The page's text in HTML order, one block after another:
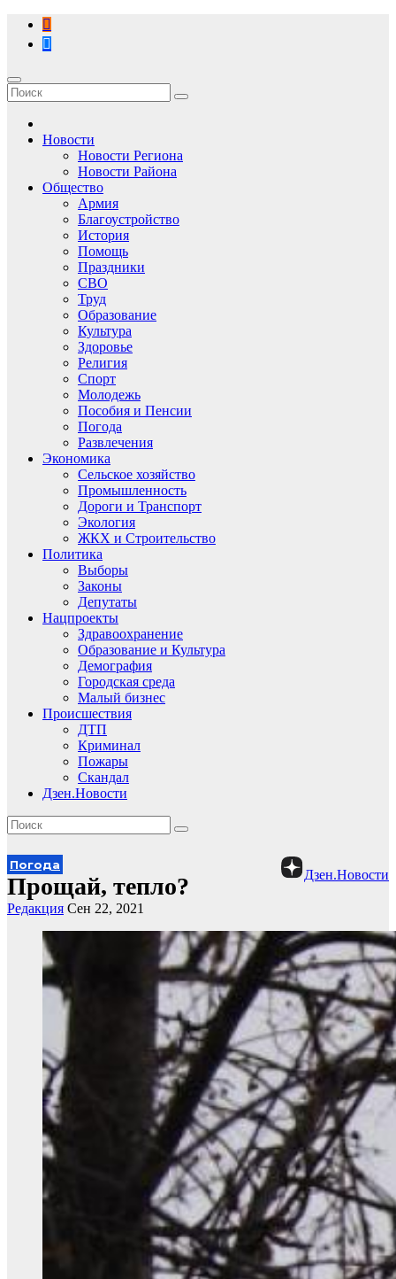
Перейти
содержимому
Новости
Новости Региона
Новости Района
Общество
Армия
Благоустройство
История
Помощь
Праздники
СВО
Труд
Образование
Культура
Здоровье
Религия
Спорт
Молодежь
Пособия и Пенсии
Погода
Развлечения
Экономика
Сельское хозяйство
Промышленность
Дороги и Транспорт
Экология
ЖКХ и Строительство
Политика
Выборы
Законы
Депутаты
Нацпроекты
Здравоохранение
Образование и Культура
Демография
Городская среда
Малый бизнес
Происшествия
ДТП
Криминал
Пожары
Скандал
Дзен.Новости
Дзен.Новости
Погода
Прощай, тепло?
Редакция Сен 22, 2021